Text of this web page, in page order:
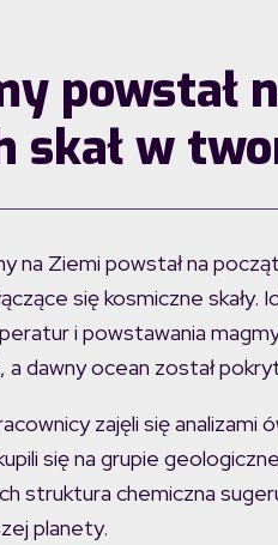
powstał
skał w
na Ziemi powstał na
się kosmiczne skały.
i powstawania
dawny ocean został
zajęli się
się na grupie
struktura chemiczna
planety.